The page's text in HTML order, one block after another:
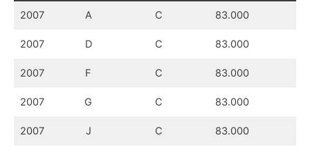
2007 A C 83.000
2007 D C 83.000
2007 F C 83.000
2007 G C 83.000
2007 J C 83.000